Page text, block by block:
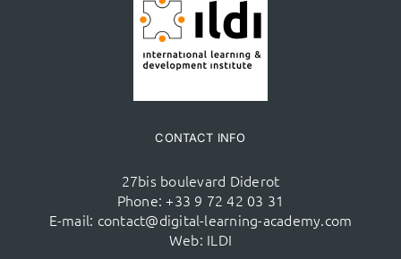
CONTACT INFO
27bis boulevard Diderot
Phone: +33 9 72 42 03 31
E-mail: contact@digital-learning-academy.com
Web: ILDI